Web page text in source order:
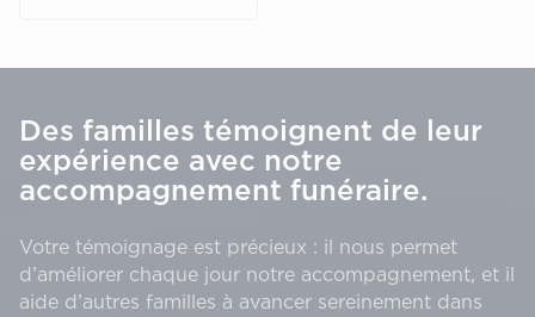
Des familles témoignent de leur
expérience avec notre
accompagnement funéraire.
Votre témoignage est précieux : il nous permet
d’améliorer chaque jour notre accompagnement, et il
aide d’autres familles à avancer sereinement dans